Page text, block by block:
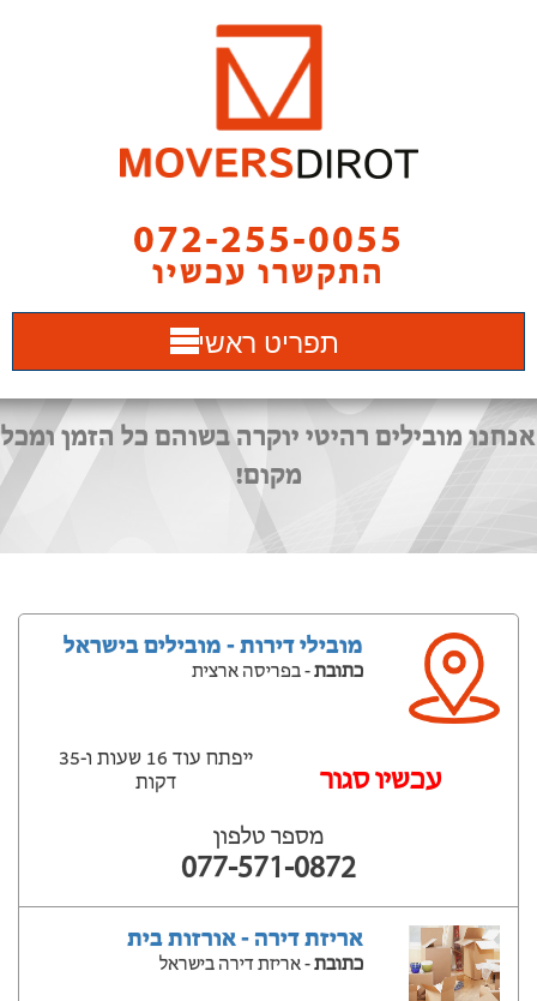
072-255-0055
התקשרו עכשיו
תפריט ראשי
אנחנו מובילים רהיטי יוקרה בשוהם כל הזמן ומכל
מקום!
מובילי דירות - מובילים בישראל
כתובת- בפריסה ארצית
עכשיו סגור
ייפתח עוד 16 שעות ‫ו-35
דקות
מספר טלפון
077-571-0872
אריזת דירה - אורזות בית
כתובת- אריזת דירה בישראל